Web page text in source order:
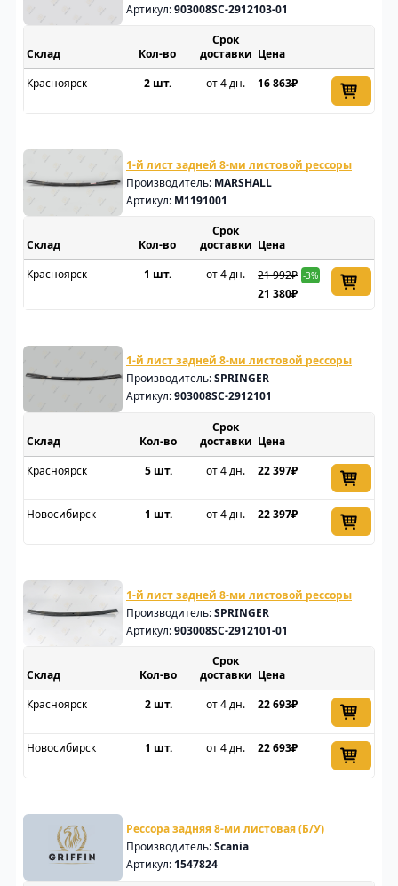
Артикул:903008SC-2912103-01
Склад
Срок
доставки Цена
Красноярск
2 шт. от 4 дн. 16 863₽
1-й лист задней 8-ми листовой рессоры
Производитель: MARSHALL
Артикул: M1191001
Склад
Срок
доставки Цена
Красноярск
1 шт. от 4 дн. 21 992₽ -3%
21 380₽
1-й лист задней 8-ми листовой рессоры
Производитель:SPRINGER
Артикул:903008SC-2912101
Склад
Срок
доставки Цена
Красноярск
5 шт. от 4 дн. 22 397₽
Новосибирск 1 шт. от 4 дн. 22 397₽
1-й лист задней 8-ми листовой рессоры
Производитель:SPRINGER
Артикул:903008SC-2912101-01
Склад
Срок
доставки Цена
Красноярск
2 шт. от 4 дн. 22 693₽
Новосибирск 1 шт. от 4 дн. 22 693₽
Рессора задняя 8-ми листовая (Б/У)
Производитель:Scania
Артикул: 1547824